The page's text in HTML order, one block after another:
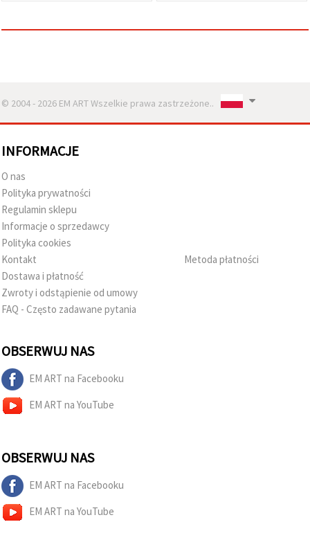
© 2004 - 2026 EM ART Wszelkie prawa zastrzeżone..
INFORMACJE
O nas
Polityka prywatności
Regulamin sklepu
Informacje o sprzedawcy
Polityka cookies
Kontakt
Dostawa i płatność
Zwroty i odstąpienie od umowy
FAQ - Często zadawane pytania
Metoda płatności
OBSERWUJ NAS
EM ART na Facebooku
EM ART na YouTube
OBSERWUJ NAS
EM ART na Facebooku
EM ART na YouTube